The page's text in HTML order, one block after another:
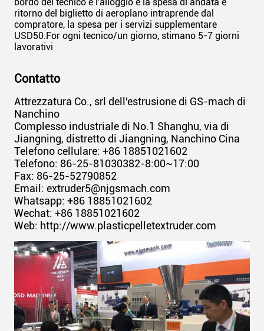
ritorno del biglietto di aeroplano intraprende dal
compratore, la spesa per i servizi supplementare
USD50.For ogni tecnico/un giorno, stimano 5-7 giorni
lavorativi
Contatto
Attrezzatura Co., srl dell'estrusione di GS-mach di
Nanchino
Complesso industriale di No.1 Shanghu, via di
Jiangning, distretto di Jiangning, Nanchino Cina
Telefono cellulare: +86 18851021602
Telefono: 86-25-81030382-8:00~17:00
Fax: 86-25-52790852
Email: extruder5@njgsmach.com
Whatsapp: +86 18851021602
Wechat: +86 18851021602
Web: http://www.plasticpelletextruder.com